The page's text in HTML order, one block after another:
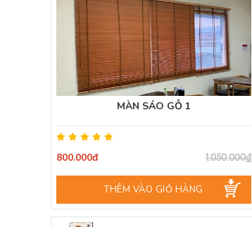
MÀN SÁO GỖ 1
800.000đ 1.050.000₫
THÊM VÀO GIỎ HÀNG